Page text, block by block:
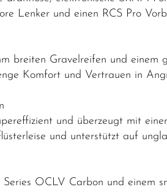
Lenker und einen RCS Pro
breiten Gravelreifen und einem
Komfort und Vertrauen in
und überzeugt mit
und unterstützt auf
OCLV Carbon und einem